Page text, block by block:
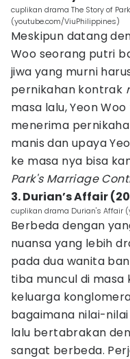
cuplikan drama The Story of
(youtube.com/ViuPhilippines)
Meskipun datang
Woo seorang putri
jiwa yang murni
pernikahan kontrak
masa lalu, Yeon
menerima
manis dan upaya
ke masa nya bisa
Park's Marriage
3. Durian’s Affair
cuplikan drama Durian's Affair
Berbeda dengan
nuansa yang lebih
pada dua wanita
tiba muncul di
keluarga
bagaimana nilai-
lalu bertabrakan
sangat berbeda.